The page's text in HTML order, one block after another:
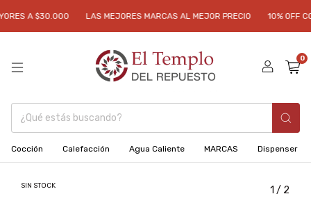
A $30.000 LAS MEJORES MARCAS AL MEJOR PRECIO 10% OFF
0
Cocción Calefacción Agua Caliente MARCAS Dispenser
SIN STOCK 1 / 2